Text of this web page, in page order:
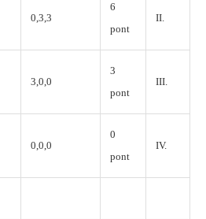
0,3,3
6
pont
II.
3,0,0
3
pont
III.
0,0,0
0
pont
IV.